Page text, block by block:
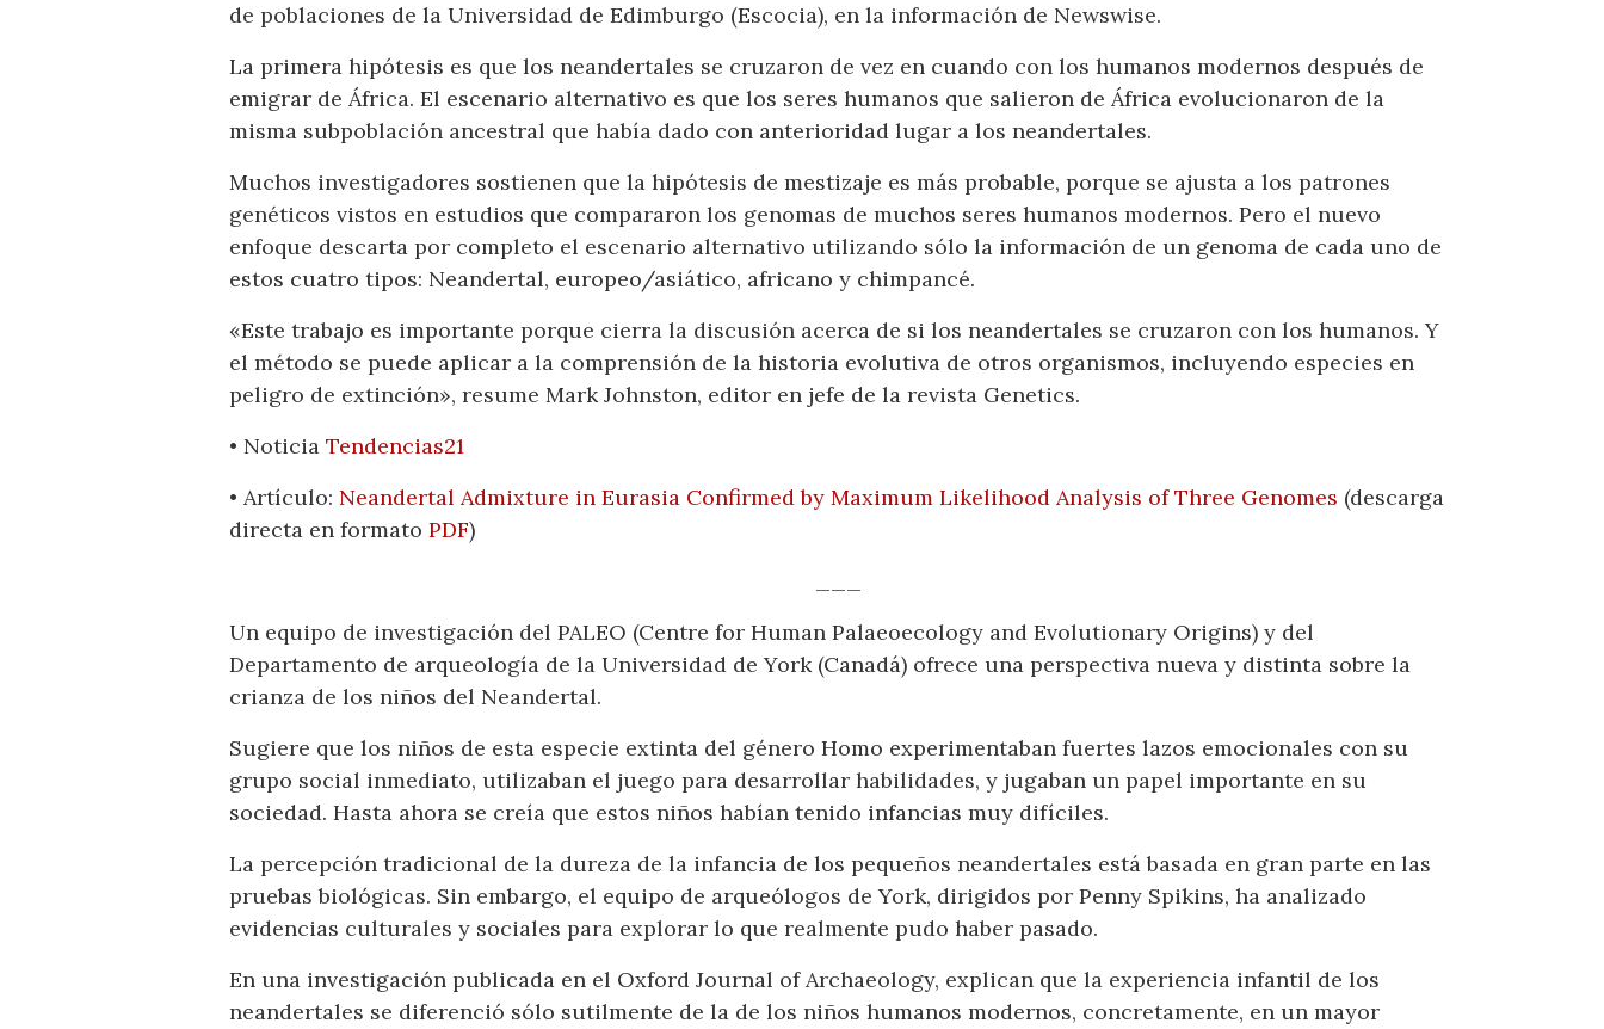
de poblaciones de la Universidad de Edimburgo (Escocia), en la información de Newswise.
La primera hipótesis es que los neandertales se cruzaron de vez en cuando con los humanos modernos después de
emigrar de África. El escenario alternativo es que los seres humanos que salieron de África evolucionaron de la
misma subpoblación ancestral que había dado con anterioridad lugar a los neandertales.
Muchos investigadores sostienen que la hipótesis de mestizaje es más probable, porque se ajusta a los patrones
genéticos vistos en estudios que compararon los genomas de muchos seres humanos modernos. Pero el nuevo
enfoque descarta por completo el escenario alternativo utilizando sólo la información de un genoma de cada uno de
estos cuatro tipos: Neandertal, europeo/asiático, africano y chimpancé.
«Este trabajo es importante porque cierra la discusión acerca de si los neandertales se cruzaron con los humanos. Y
el método se puede aplicar a la comprensión de la historia evolutiva de otros organismos, incluyendo especies en
peligro de extinción», resume Mark Johnston, editor en jefe de la revista Genetics.
• Noticia Tendencias21
• Artículo: Neandertal Admixture in Eurasia Confirmed by Maximum Likelihood Analysis of Three Genomes (descarga
directa en formato PDF)
Un equipo de investigación del PALEO (Centre for Human Palaeoecology and Evolutionary Origins) y del
Departamento de arqueología de la Universidad de York (Canadá) ofrece una perspectiva nueva y distinta sobre la
crianza de los niños del Neandertal.
Sugiere que los niños de esta especie extinta del género Homo experimentaban fuertes lazos emocionales con su
grupo social inmediato, utilizaban el juego para desarrollar habilidades, y jugaban un papel importante en su
sociedad. Hasta ahora se creía que estos niños habían tenido infancias muy difíciles.
La percepción tradicional de la dureza de la infancia de los pequeños neandertales está basada en gran parte en las
pruebas biológicas. Sin embargo, el equipo de arqueólogos de York, dirigidos por Penny Spikins, ha analizado
evidencias culturales y sociales para explorar lo que realmente pudo haber pasado.
En una investigación publicada en el Oxford Journal of Archaeology, explican que la experiencia infantil de los
neandertales se diferenció sólo sutilmente de la de los niños humanos modernos, concretamente, en un mayor